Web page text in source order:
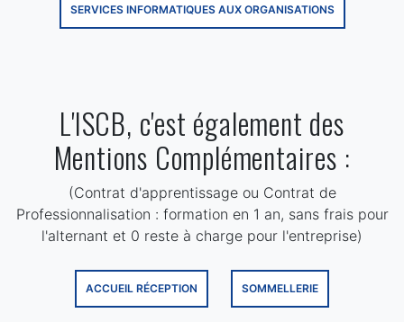
SERVICES INFORMATIQUES AUX ORGANISATIONS
L'ISCB, c'est également des
Mentions Complémentaires :
(Contrat d'apprentissage ou Contrat de
Professionnalisation : formation en 1 an, sans frais pour
l'alternant et 0 reste à charge pour l'entreprise)
ACCUEIL RÉCEPTION SOMMELLERIE